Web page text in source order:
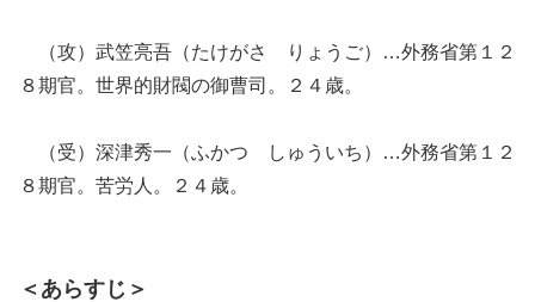
（攻）武笠亮吾（たけがさ りょうご）…外務省第１２
８期官。世界的財閥の御曹司。２４歳。
（受）深津秀一（ふかつ しゅういち）…外務省第１２
８期官。苦労人。２４歳。
＜あらすじ＞